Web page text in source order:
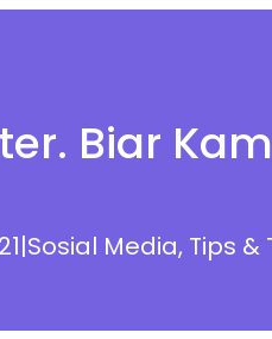
Biar
|Sosial Media, Tips &